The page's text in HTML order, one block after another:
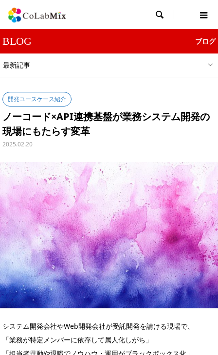

BLOG ブログ
最新記事
開発ユースケース紹介
ノーコード×API連携基盤が業務システム開発の
現場にもたらす変革
2025.02.20
システム開発会社やWeb開発会社が受託開発を請ける現場で、
「業務が特定メンバーに依存して属人化しがち」